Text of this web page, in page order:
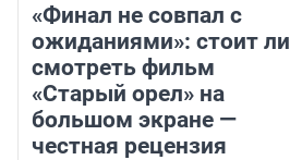
«Финал не совпал с
ожиданиями»: стоит ли
смотреть фильм
«Старый орел» на
большом экране —
честная рецензия